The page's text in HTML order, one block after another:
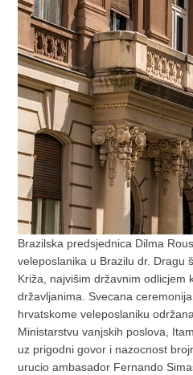
Brazilska predsjednica Dilma
veleposlanika u Brazilu dr. Dragu
Križa, najvišim državnim odlicjem
državljanima. Svecana
hrvatskome veleposlaniku
Ministarstvu vanjskih poslova,
uz prigodni govor i nazocnost
urucio ambasador Fernando